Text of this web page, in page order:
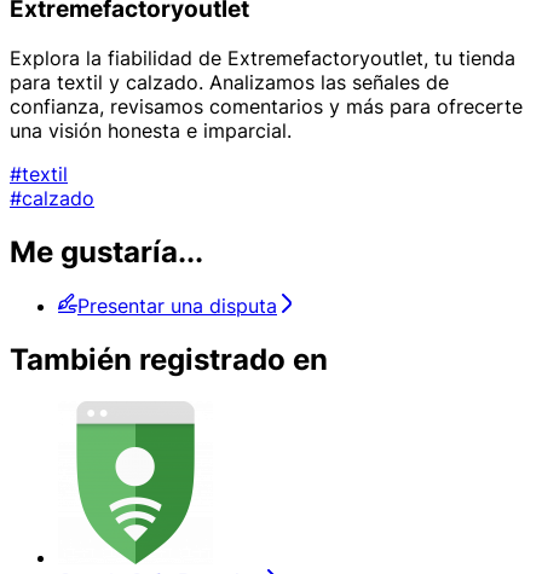
Extremefactoryoutlet
Explora la fiabilidad de Extremefactoryoutlet, tu tienda
para textil y calzado. Analizamos las señales de
confianza, revisamos comentarios y más para ofrecerte
una visión honesta e imparcial.
#textil
#calzado
Me gustaría...
Presentar una disputa
También registrado en